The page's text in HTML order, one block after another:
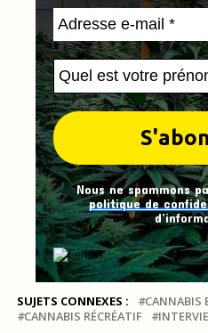
Nous ne spammons
politique de
SUJETS CONNEXES :
CANNABIS
CANNABIS RÉCRÉATIF